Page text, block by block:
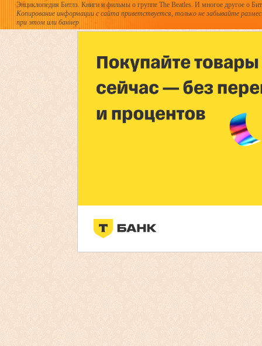
Энциклопедия Битлз. Книги и фильмы о группе The Beatles. И многое другое о
Копирование информации с сайта приветствуется, только не забывайте
при этом или баннер